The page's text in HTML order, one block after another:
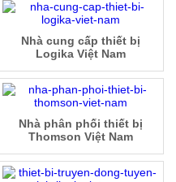
Nhà cung cấp thiết bị
Logika Việt Nam
Nhà phân phối thiết bị
Thomson Việt Nam